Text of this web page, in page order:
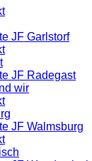
JF Garlstorf
JF Radegast
wir
JF Walmsburg